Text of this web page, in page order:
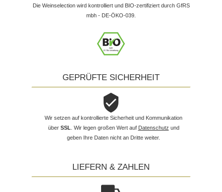
Die Weinselection wird kontrolliert und BIO-zertifiziert durch GfRS
mbh - DE-ÖKO-039.
GEPRÜFTE SICHERHEIT
Wir setzen auf kontrollierte Sicherheit und Kommunikation
über SSL . Wir legen großen Wert auf Datenschutz und
geben Ihre Daten nicht an Dritte weiter.
LIEFERN & ZAHLEN